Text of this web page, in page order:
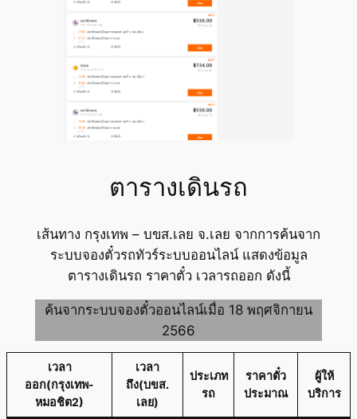
ตารางเดินรถ
เส้นทาง กรุงเทพ – บขส.เลย จ.เลย จากการค้นจาก
ระบบจองตั๋วรถทัวร์ระบบออนไลน์ แสดงข้อมูล
ตารางเดินรถ ราคาตั๋ว เวลารถออก ดังนี้
ค้นจากระบบจองตั๋วออนไลน์เมื่อ 18 พฤศจิกายน
2566
เวลา
ออก(กรุงเทพ-
หมอชิต2)
เวลา
ถึง(บขส.
เลย)
ประเภท
รถ
ราคาตั๋ว
ประมาณ
ผู้ให้
บริการ